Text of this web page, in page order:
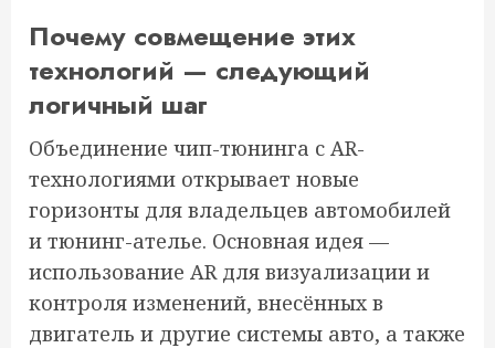
Почему совмещение этих
технологий — следующий
логичный шаг
Объединение чип-тюнинга с AR-
технологиями открывает новые
горизонты для владельцев автомобилей
и тюнинг-ателье. Основная идея —
использование AR для визуализации и
контроля изменений, внесённых в
двигатель и другие системы авто, а также